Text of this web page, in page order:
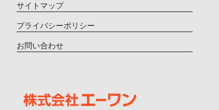
サイトマップ
プライバシーポリシー
お問い合わせ